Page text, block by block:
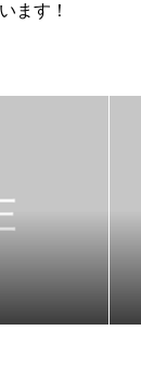
ます！